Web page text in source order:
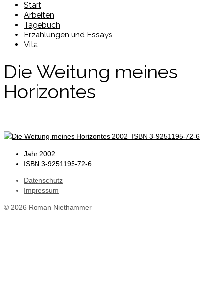
Start
Arbeiten
Tagebuch
Erzählungen und Essays
Vita
Die Weitung meines
Horizontes
Jahr 2002
ISBN 3-9251195-72-6
Datenschutz
Impressum
© 2026 Roman Niethammer